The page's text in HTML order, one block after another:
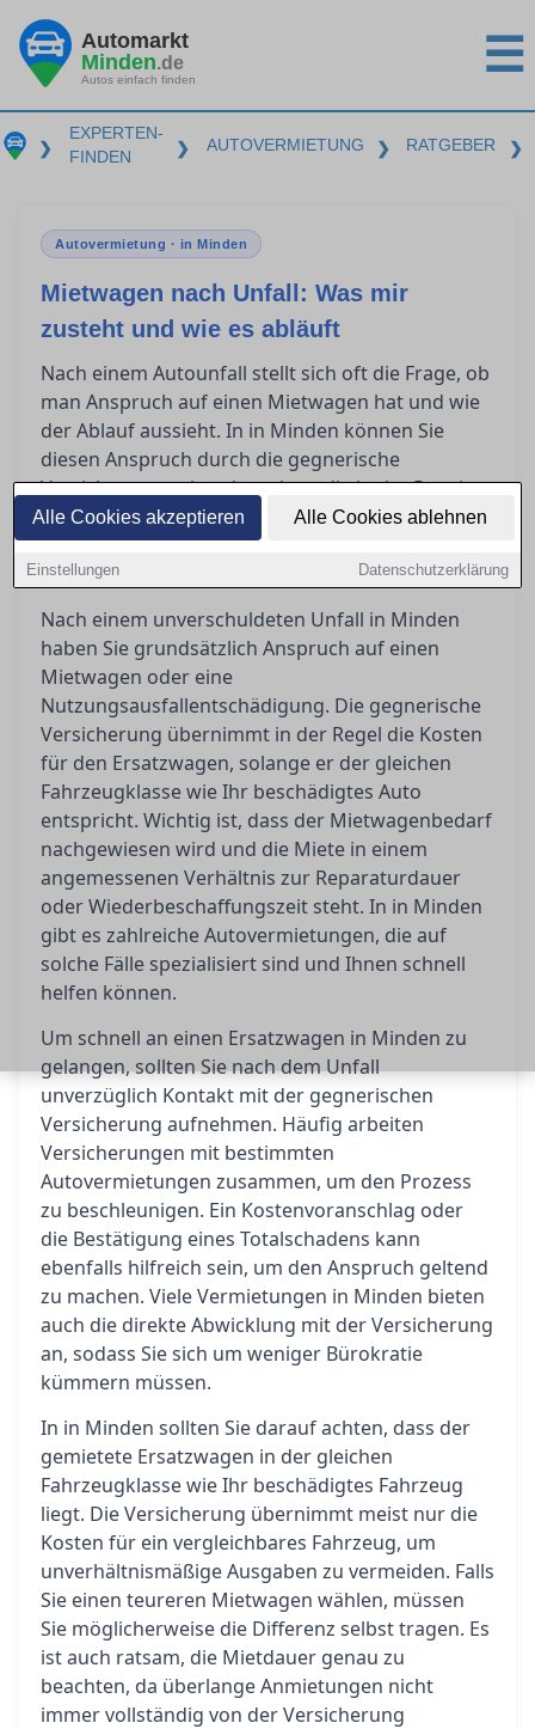
Alle Cookies akzeptieren Alle Cookies ablehnen
Einstellungen Datenschutzerklärung
Automarkt
Minden.de
Autos einfach finden ☰
❯
EXPERTEN-
FINDEN
❯ AUTOVERMIETUNG ❯ RATGEBER ❯
Autovermietung · in Minden
Mietwagen nach Unfall: Was mir
zusteht und wie es abläuft
Nach einem Autounfall stellt sich oft die Frage, ob
man Anspruch auf einen Mietwagen hat und wie
der Ablauf aussieht. In in Minden können Sie
diesen Anspruch durch die gegnerische
Versicherung geltend machen, die in der Regel
die Kosten übernimmt. Erfahren Sie, wie Sie
schnell an einen Ersatzwagen kommen und was
Ihnen nach einem Unfall zusteht.
Nach einem unverschuldeten Unfall in Minden
haben Sie grundsätzlich Anspruch auf einen
Mietwagen oder eine
Nutzungsausfallentschädigung. Die gegnerische
Versicherung übernimmt in der Regel die Kosten
für den Ersatzwagen, solange er der gleichen
Fahrzeugklasse wie Ihr beschädigtes Auto
entspricht. Wichtig ist, dass der Mietwagenbedarf
nachgewiesen wird und die Miete in einem
angemessenen Verhältnis zur Reparaturdauer
oder Wiederbeschaffungszeit steht. In in Minden
gibt es zahlreiche Autovermietungen, die auf
solche Fälle spezialisiert sind und Ihnen schnell
helfen können.
Um schnell an einen Ersatzwagen in Minden zu
gelangen, sollten Sie nach dem Unfall
unverzüglich Kontakt mit der gegnerischen
Versicherung aufnehmen. Häufig arbeiten
Versicherungen mit bestimmten
Autovermietungen zusammen, um den Prozess
zu beschleunigen. Ein Kostenvoranschlag oder
die Bestätigung eines Totalschadens kann
ebenfalls hilfreich sein, um den Anspruch geltend
zu machen. Viele Vermietungen in Minden bieten
auch die direkte Abwicklung mit der Versicherung
an, sodass Sie sich um weniger Bürokratie
kümmern müssen.
In in Minden sollten Sie darauf achten, dass der
gemietete Ersatzwagen in der gleichen
Fahrzeugklasse wie Ihr beschädigtes Fahrzeug
liegt. Die Versicherung übernimmt meist nur die
Kosten für ein vergleichbares Fahrzeug, um
unverhältnismäßige Ausgaben zu vermeiden. Falls
Sie einen teureren Mietwagen wählen, müssen
Sie möglicherweise die Differenz selbst tragen. Es
ist auch ratsam, die Mietdauer genau zu
beachten, da überlange Anmietungen nicht
immer vollständig von der Versicherung